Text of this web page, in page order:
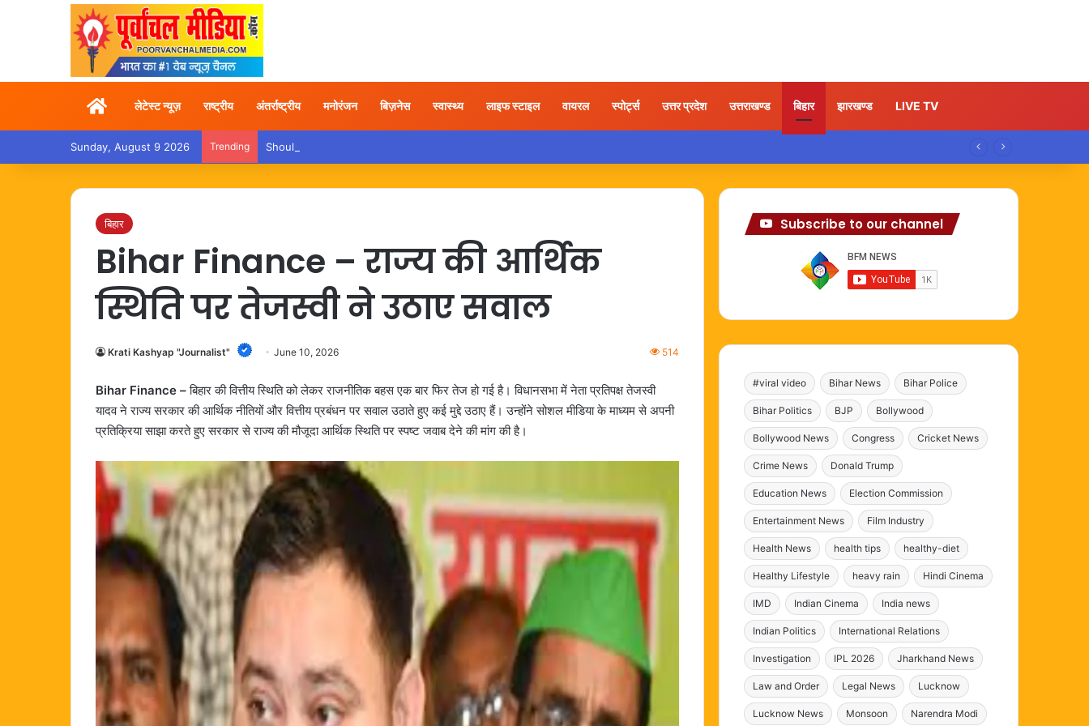
Homeलेटेस्ट न्यूज़ राष्ट्रीय अंतर्राष्ट्रीय मनोरंजन बिज़नेस स्वास्थ्य लाइफ स्टाइल वायरल स्पोर्ट्स उत्तर प्रदेश उत्तराखण्ड बिहार झारखण्ड LIVE TV
Sunday, August 9 2026 Trending Shoulder Pain – कांवड़ यात्रा के बाद कंधे में दर्द हो तो अपनाएं ये आसान उपाय
बिहार
Bihar Finance – राज्य की आर्थिक
स्थिति पर तेजस्वी ने उठाए सवाल
Krati Kashyap "Journalist" June 10, 2026 514
Bihar Finance –बिहार की वित्तीय स्थिति को लेकर राजनीतिक बहस एक बार फिर तेज हो गई है। विधानसभा में नेता प्रतिपक्ष तेजस्वी
यादव ने राज्य सरकार की आर्थिक नीतियों और वित्तीय प्रबंधन पर सवाल उठाते हुए कई मुद्दे उठाए हैं। उन्होंने सोशल मीडिया के माध्यम से अपनी
प्रतिक्रिया साझा करते हुए सरकार से राज्य की मौजूदा आर्थिक स्थिति पर स्पष्ट जवाब देने की मांग की है।
Subscribe to our channel
#viral video Bihar News Bihar Police
Bihar Politics BJP Bollywood
Bollywood News Congress Cricket News
Crime News Donald Trump
Education News Election Commission
Entertainment News Film Industry
Health News health tips healthy-diet
Healthy Lifestyle heavy rain Hindi Cinema
IMD Indian Cinema India news
Indian Politics International Relations
Investigation IPL 2026 Jharkhand News
Law and Order Legal News Lucknow
Lucknow News Monsoon Narendra Modi